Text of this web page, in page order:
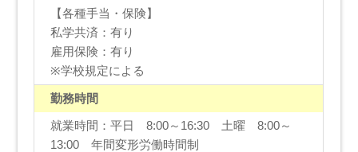
【各種手当・保険】
私学共済：有り
雇用保険：有り
※学校規定による
勤務時間
就業時間：平日 8:00～16:30 土曜 8:00～
13:00 年間変形労働時間制